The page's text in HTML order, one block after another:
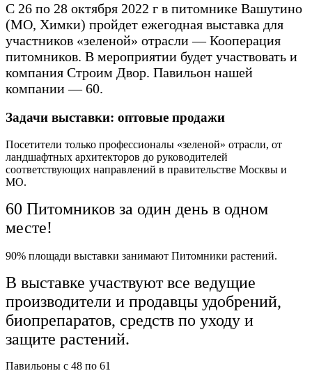
С 26 по 28 октября 2022 г в питомнике Вашутино
(МО, Химки) пройдет ежегодная выставка для
участников «зеленой» отрасли — Кооперация
питомников. В мероприятии будет участвовать и
компания Строим Двор. Павильон нашей
компании — 60.
Задачи выставки: оптовые продажи
Посетители только профессионалы «зеленой» отрасли, от
ландшафтных архитекторов до руководителей
соответствующих направлений в правительстве Москвы и
МО.
60 Питомников за один день в одном
месте!
90% площади выставки занимают Питомники растений.
В выставке участвуют все ведущие
производители и продавцы удобрений,
биопрепаратов, средств по уходу и
защите растений.
Павильоны с 48 по 61